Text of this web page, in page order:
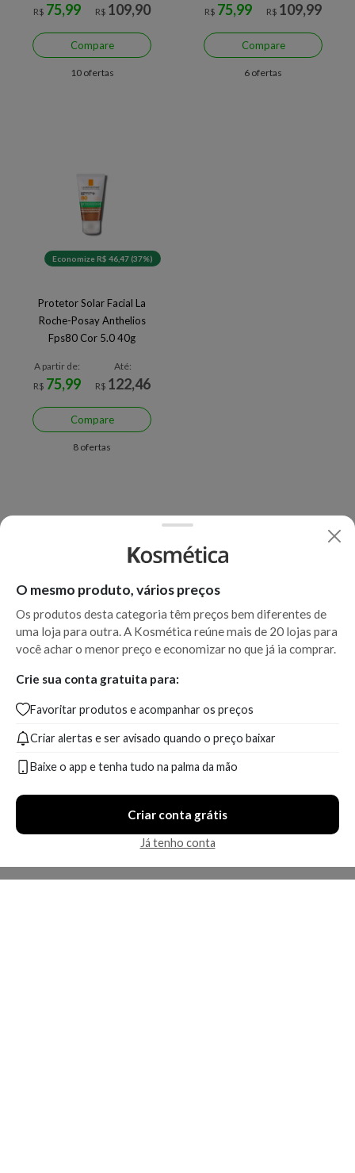
R$ 75,99
R$ 109,90
Compare
10 ofertas
R$ 75,99
R$ 109,99
Compare
6 ofertas
Economize R$ 46,47 (37%)
Protetor Solar Facial La
Roche-Posay Anthelios
Fps80 Cor 5.0 40g
A partir de:
R$ 75,99
Até:
R$ 122,46
Compare
8 ofertas
O mesmo produto, vários preços
Os produtos desta categoria têm preços bem diferentes de
uma loja para outra. A Kosmética reúne mais de 20 lojas para
você achar o menor preço e economizar no que já ia comprar.
Crie sua conta gratuita para:
Favoritar produtos e acompanhar os preços
Criar alertas e ser avisado quando o preço baixar
Baixe o app e tenha tudo na palma da mão
Criar conta grátis
Já tenho conta